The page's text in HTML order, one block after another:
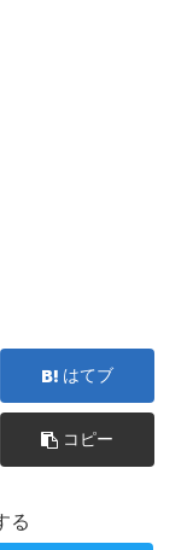
はてブ
コピー
る